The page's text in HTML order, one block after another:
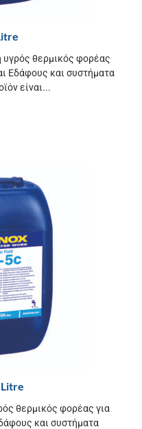
υγρός θερμικός φορέας
Εδάφους και συστήματα
είναι...
θερμικός φορέας για
και συστήματα